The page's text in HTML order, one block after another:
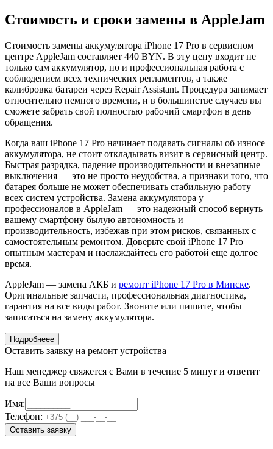
Стоимость и сроки замены в AppleJam
Стоимость замены аккумулятора iPhone 17 Pro в сервисном
центре AppleJam составляет 440 BYN. В эту цену входит не
только сам аккумулятор, но и профессиональная работа с
соблюдением всех технических регламентов, а также
калибровка батареи через Repair Assistant. Процедура занимает
относительно немного времени, и в большинстве случаев вы
сможете забрать свой полностью рабочий смартфон в день
обращения.
Когда ваш iPhone 17 Pro начинает подавать сигналы об износе
аккумулятора, не стоит откладывать визит в сервисный центр.
Быстрая разрядка, падение производительности и внезапные
выключения — это не просто неудобства, а признаки того, что
батарея больше не может обеспечивать стабильную работу
всех систем устройства. Замена аккумулятора у
профессионалов в AppleJam — это надежный способ вернуть
вашему смартфону былую автономность и
производительность, избежав при этом рисков, связанных с
самостоятельным ремонтом. Доверьте свой iPhone 17 Pro
опытным мастерам и наслаждайтесь его работой еще долгое
время.
AppleJam — замена АКБ и ремонт iPhone 17 Pro в Минске.
Оригинальные запчасти, профессиональная диагностика,
гарантия на все виды работ. Звоните или пишите, чтобы
записаться на замену аккумулятора.
Подробнеее
Оставить заявку на ремонт устройства
Наш менеджер свяжется с Вами в течение 5 минут и ответит
на все Ваши вопросы
Имя:
Телефон:
Оставить заявку